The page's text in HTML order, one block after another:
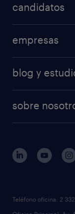
candidatos
empresas
blog y
sobre
Teléfono oficina: 2